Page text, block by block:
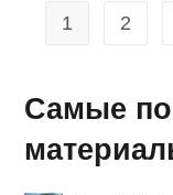
1 2
Самые